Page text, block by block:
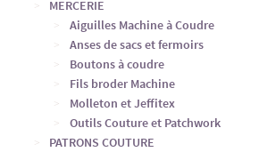
MERCERIE
Aiguilles Machine à Coudre
Anses de sacs et fermoirs
Boutons à coudre
Fils broder Machine
Molleton et Jeffitex
Outils Couture et Patchwork
PATRONS COUTURE